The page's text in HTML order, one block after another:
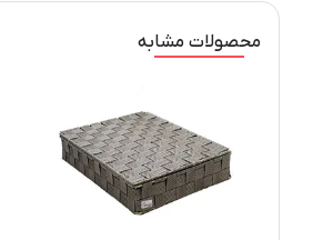
محصولات مشابه